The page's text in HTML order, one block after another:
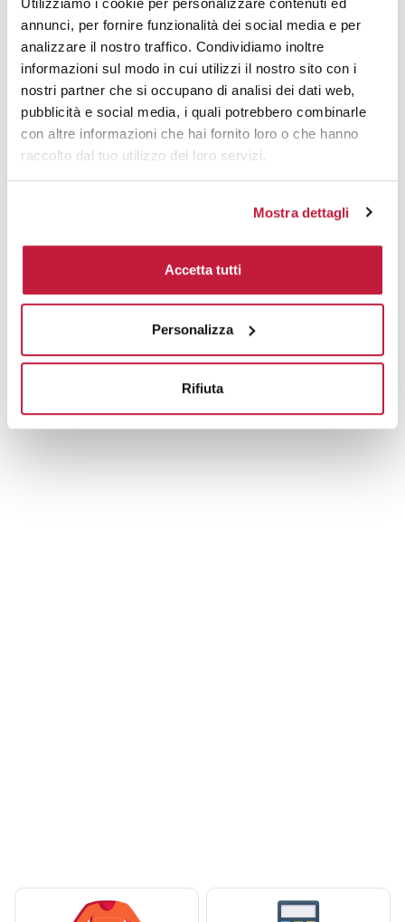
annunci, per fornire funzionalità dei social media e per
analizzare il nostro traffico. Condividiamo inoltre
informazioni sul modo in cui utilizzi il nostro sito con i
nostri partner che si occupano di analisi dei dati web,
pubblicità e social media, i quali potrebbero combinarle
con altre informazioni che hai fornito loro o che hanno
raccolto dal tuo utilizzo dei loro servizi.
Mostra dettagli
Accetta tutti
Personalizza
Rifiuta